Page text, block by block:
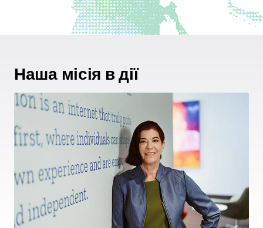
Наша місія в дії